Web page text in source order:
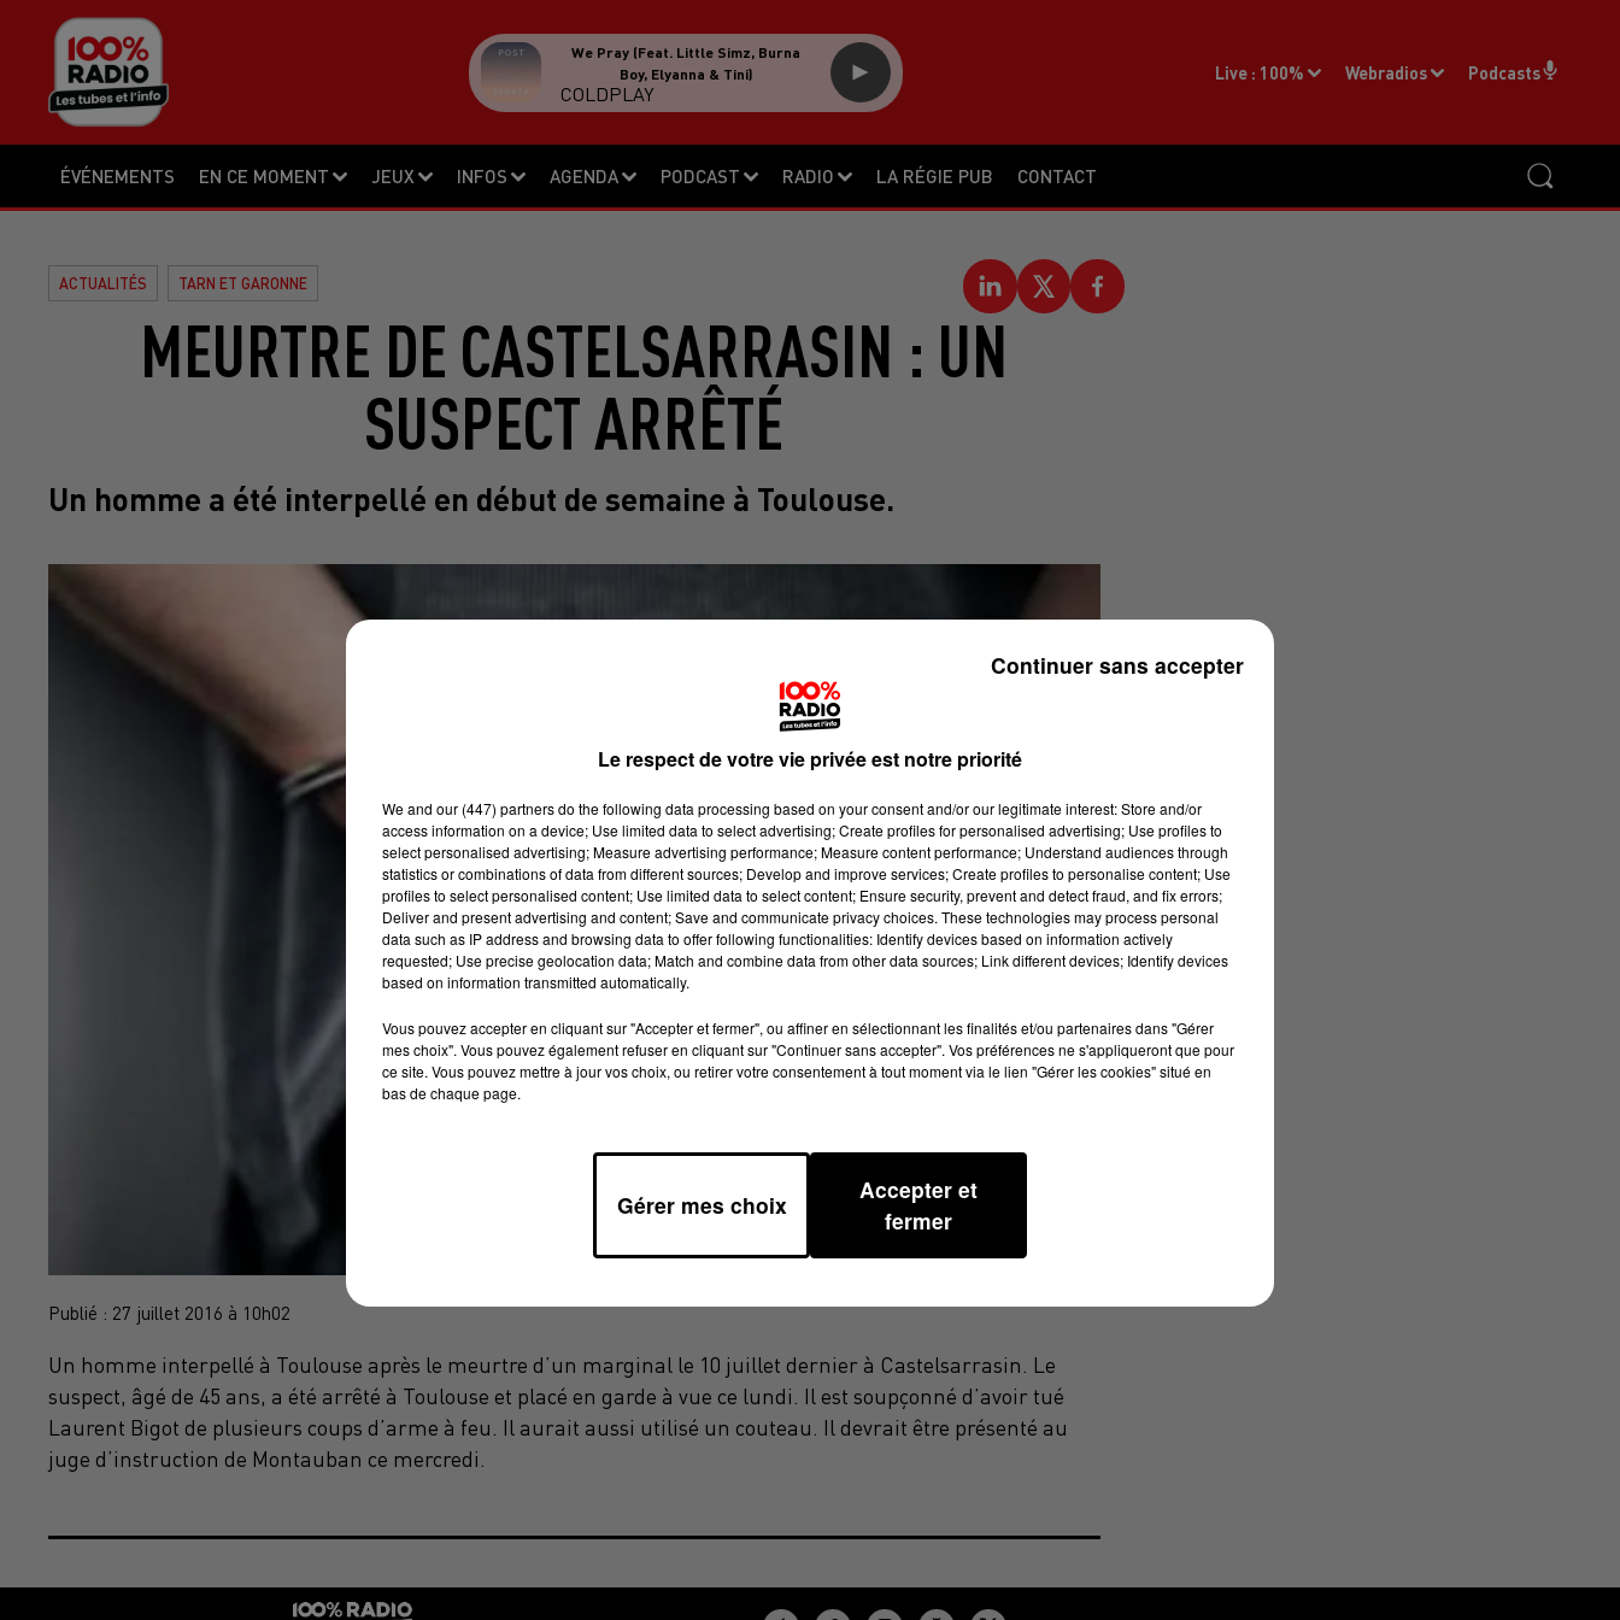
ÉVÉNEMENTS EN CE MOMENT JEUX INFOS AGENDA PODCAST RADIO LA RÉGIE PUB CONTACT
Live : 100% Webradios Podcasts
We Pray (feat. Little Simz, Burna
Boy, Elyanna & Tini)
COLDPLAY
ACTUALITÉS TARN ET GARONNE
MEURTRE DE CASTELSARRASIN : UN
SUSPECT ARRÊTÉ
Un homme a été interpellé en début de semaine à Toulouse.
Publié : 27 juillet 2016 à 10h02
Un homme interpellé à Toulouse après le meurtre d’un marginal le 10 juillet dernier à Castelsarrasin. Le
suspect, âgé de 45 ans, a été arrêté à Toulouse et placé en garde à vue ce lundi. Il est soupçonné d’avoir tué
Laurent Bigot de plusieurs coups d’arme à feu. Il aurait aussi utilisé un couteau. Il devrait être présenté au
juge d’instruction de Montauban ce mercredi.
Le respect de votre vie privée est notre priorité
We and our (447) partnersdo the following data processing based on your consent and/or our legitimate interest: Store and/or
access information on a device; Use limited data to select advertising; Create profiles for personalised advertising; Use profiles to
select personalised advertising; Measure advertising performance; Measure content performance; Understand audiences through
statistics or combinations of data from different sources; Develop and improve services; Create profiles to personalise content; Use
profiles to select personalised content; Use limited data to select content; Ensure security, prevent and detect fraud, and fix errors;
Deliver and present advertising and content; Save and communicate privacy choices. These technologies may process personal
data such as IP address and browsing data to offer following functionalities: Identify devices based on information actively
requested; Use precise geolocation data; Match and combine data from other data sources; Link different devices; Identify devices
based on information transmitted automatically.
Vous pouvez accepter en cliquant sur "Accepter et fermer", ou affiner en sélectionnant les finalités et/ou partenaires dans "Gérer
mes choix". Vous pouvez également refuser en cliquant sur "Continuer sans accepter". Vos préférences ne s'appliqueront que pour
ce site. Vous pouvez mettre à jour vos choix, ou retirer votre consentement à tout moment via le lien "Gérer les cookies" situé en
bas de chaque page.
Gérer mes choix
Accepter et
fermer
Continuer sans accepter